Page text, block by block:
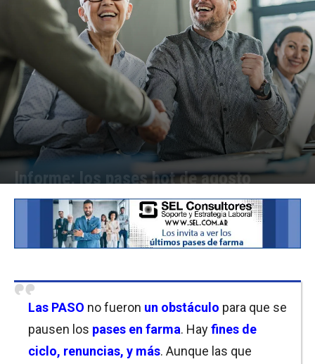
Informe: los pases hot de agosto
Por Laura Ponasso - 17/08/2023 17:00
Las PASO no fueron un obstáculo para que se
pausen los pases en farma. Hayfines de
ciclo, renuncias, y más. Aunque las que